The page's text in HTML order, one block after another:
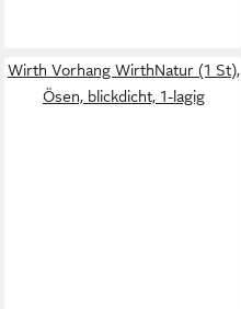
Wirth Vorhang WirthNatur (1 St),
Ösen, blickdicht, 1-lagig